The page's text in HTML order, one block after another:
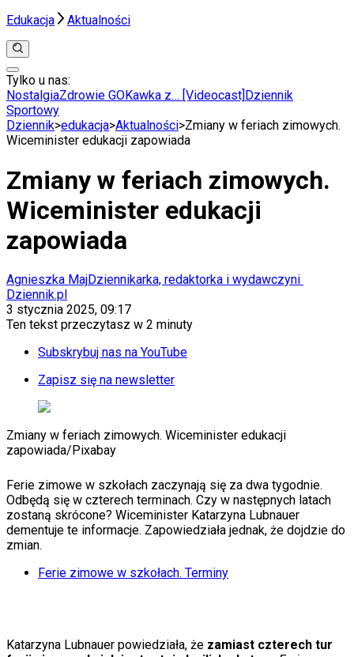
Edukacja
Aktualności
Anuluj
Wiadomości
Świat
Polityka
Ciekawostki
Gospodarka
Aktualności
Emerytury
Finanse
Praca
Twoje finanse
Finanse
KSEF
Auto
Aktualności
Auta ekologiczne
Automotive
Jednoślady
Porady
Premiery
Życie gwiazd
Aktualności
Plotki
Telewizja
Aktualności
Uroda
Tylko u nas:
NostalgiaZdrowie GOKawka z… [Videocast] Dziennik
Sportowy
Dziennik>edukacja>Aktualności>Zmiany w feriach zimowych.
Wiceminister edukacji zapowiada
Zmiany w feriach zimowych.
Wiceminister edukacji
zapowiada
Agnieszka MajDziennikarka, redaktorka i wydawczyni
Dziennik.pl
3 stycznia 2025, 09:17
Ten tekst przeczytasz w 2 minuty
Subskrybuj nas na YouTube
Zapisz się na newsletter
Zmiany w feriach zimowych. Wiceminister edukacji
zapowiada/ Pixabay
Ferie zimowe w szkołach zaczynają się za dwa tygodnie.
Odbędą się w czterech terminach. Czy w następnych latach
zostaną skrócone? Wiceminister Katarzyna Lubnauer
dementuje te informacje. Zapowiedziała jednak, że dojdzie do
zmian.
Ferie zimowe w szkołach. Terminy
Katarzyna Lubnauer powiedziała, że zamiast czterech tur